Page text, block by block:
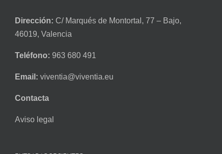
Dirección: C/ Marqués de Montortal, 77 – Bajo,
46019, Valencia
Teléfono: 963 680 491
Email: viventia@viventia.eu
Contacta
Aviso legal